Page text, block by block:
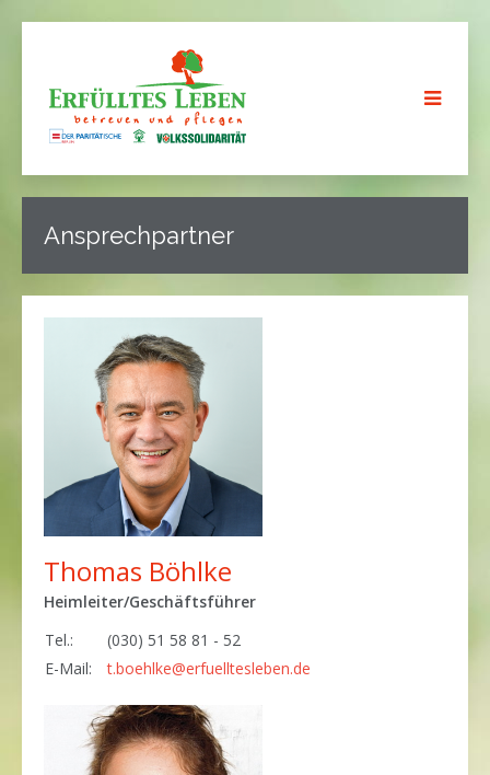
Ansprechpartner
Thomas Böhlke
Heimleiter/Geschäftsführer
Tel.:
(030) 51 58 81 - 52
E-Mail:
t.boehlke@erfuelltesleben.de